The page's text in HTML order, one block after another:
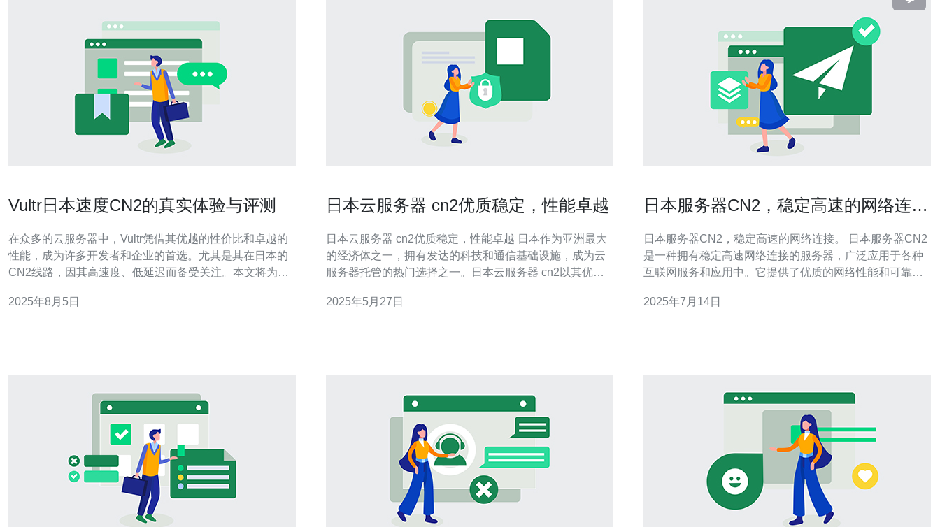
Vultr日本速度CN2的真实体验与评测
在众多的云服务器中，Vultr凭借其优越的性价比和卓越的
性能，成为许多开发者和企业的首选。尤其是其在日本的
CN2线路，因其高速度、低延迟而备受关注。本文将为您
么它被认为是“最佳”与“最便宜”的选择。 一、Vultr概述
2025年8月5日
日本云服务器 cn2优质稳定，性能卓越
日本云服务器 cn2优质稳定，性能卓越 日本作为亚洲最大
的经济体之一，拥有发达的科技和通信基础设施，成为云
服务器托管的热门选择之一。日本云服务器 cn2以其优质
海外之间建立了专门的网络线路，通过多条海底光缆连
2025年5月27日
日本服务器CN2，稳定高速的网络连
日本服务器CN2，稳定高速的网络连接。 日本服务器CN2
是一种拥有稳定高速网络连接的服务器，广泛应用于各种
互联网服务和应用中。它提供了优质的网络性能和可靠
流。 与传统服务器相比，日本服务器CN2具有以下几点优
2025年7月14日